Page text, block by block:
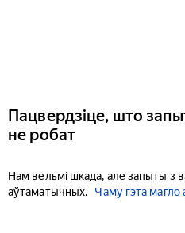
Пацвердзіце, што
не робат
Нам вельмі шкада, але запыты з
аўтаматычных.
Чаму гэта магло